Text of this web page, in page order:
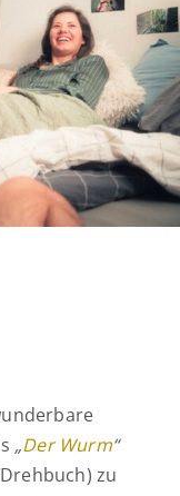
„Der Wurm“
zu